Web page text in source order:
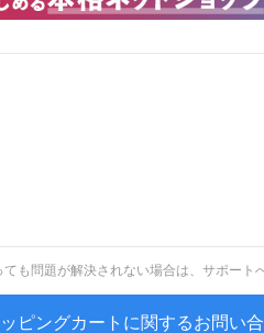
も問題が解決されない場合は、サポート
ピングカートに関するお問い